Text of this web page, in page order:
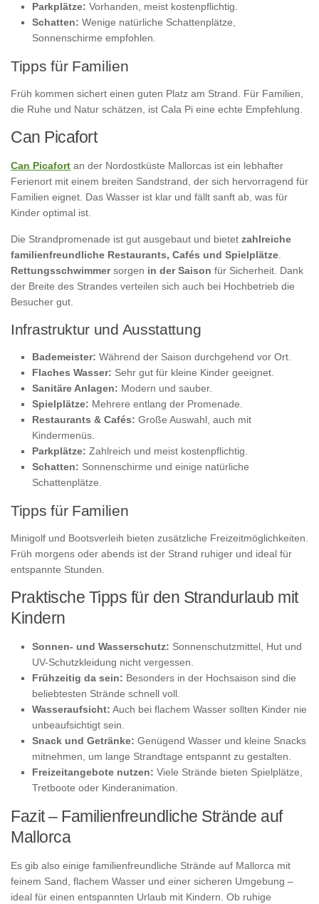
Parkplätze: Vorhanden, meist kostenpflichtig.
Schatten: Wenige natürliche Schattenplätze,
Sonnenschirme empfohlen.
Tipps für Familien
Früh kommen sichert einen guten Platz am Strand. Für Familien,
die Ruhe und Natur schätzen, ist Cala Pi eine echte Empfehlung.
Can Picafort
Can Picafort an der Nordostküste Mallorcas ist ein lebhafter
Ferienort mit einem breiten Sandstrand, der sich hervorragend für
Familien eignet. Das Wasser ist klar und fällt sanft ab, was für
Kinder optimal ist.
Die Strandpromenade ist gut ausgebaut und bietet zahlreiche
familienfreundliche Restaurants, Cafés und Spielplätze
Rettungsschwimmersorgen in der Saison für Sicherheit. Dank
der Breite des Strandes verteilen sich auch bei Hochbetrieb die
Besucher gut.
Infrastruktur und Ausstattung
Bademeister: Während der Saison durchgehend vor Ort.
Flaches Wasser: Sehr gut für kleine Kinder geeignet.
Sanitäre Anlagen: Modern und sauber.
Spielplätze: Mehrere entlang der Promenade.
Restaurants & Cafés: Große Auswahl, auch mit
Kindermenüs.
Parkplätze: Zahlreich und meist kostenpflichtig.
Schatten: Sonnenschirme und einige natürliche
Schattenplätze.
Tipps für Familien
Minigolf und Bootsverleih bieten zusätzliche Freizeitmöglichkeiten.
Früh morgens oder abends ist der Strand ruhiger und ideal für
entspannte Stunden.
Praktische Tipps für den Strandurlaub mit
Kindern
Sonnen- und Wasserschutz: Sonnenschutzmittel, Hut und
UV-Schutzkleidung nicht vergessen.
Frühzeitig da sein: Besonders in der Hochsaison sind die
beliebtesten Strände schnell voll.
Wasseraufsicht: Auch bei flachem Wasser sollten Kinder nie
unbeaufsichtigt sein.
Snack und Getränke: Genügend Wasser und kleine Snacks
mitnehmen, um lange Strandtage entspannt zu gestalten.
Freizeitangebote nutzen: Viele Strände bieten Spielplätze,
Tretboote oder Kinderanimation.
Fazit – Familienfreundliche Strände auf
Mallorca
Es gib also einige familienfreundliche Strände auf Mallorca mit
feinem Sand, flachem Wasser und einer sicheren Umgebung –
ideal für einen entspannten Urlaub mit Kindern. Ob ruhige